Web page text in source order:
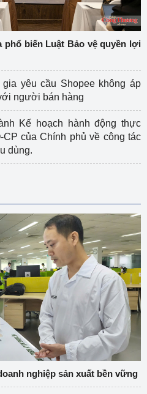
phổ biến Luật Bảo vệ quyền lợi
yêu cầu Shopee không áp
người bán hàng
Kế hoạch hành động thực
CP của Chính phủ về công tác
dùng.
nghiệp sản xuất bền vững